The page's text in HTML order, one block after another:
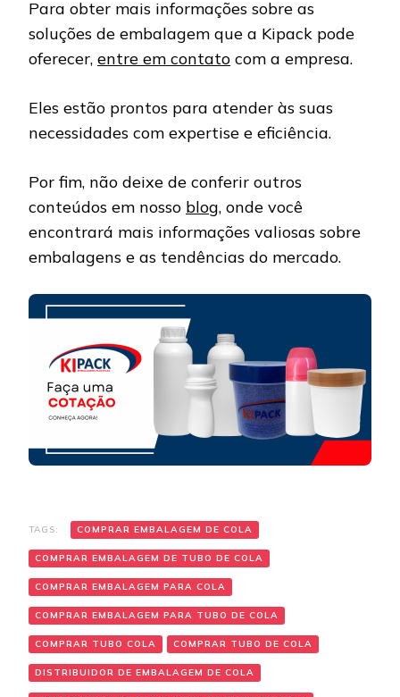
Para obter mais informações sobre as
soluções de embalagem que a Kipack pode
oferecer, entre em contato com a empresa.
Eles estão prontos para atender às suas
necessidades com expertise e eficiência.
Por fim, não deixe de conferir outros
conteúdos em nosso blog, onde você
encontrará mais informações valiosas sobre
embalagens e as tendências do mercado.
TAGS: COMPRAR EMBALAGEM DE COLA
COMPRAR EMBALAGEM DE TUBO DE COLA
COMPRAR EMBALAGEM PARA COLA
COMPRAR EMBALAGEM PARA TUBO DE COLA
COMPRAR TUBO COLA COMPRAR TUBO DE COLA
DISTRIBUIDOR DE EMBALAGEM DE COLA